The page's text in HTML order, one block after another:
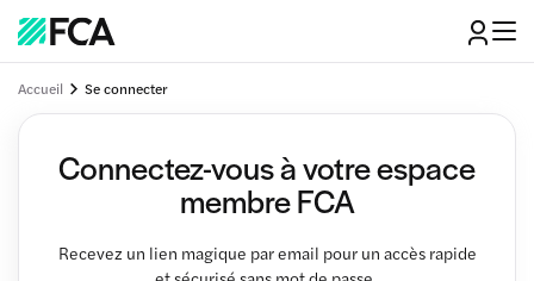
Accueil Se connecter
Connectez-vous à votre espace
membre FCA
Recevez un lien magique par email pour un accès rapide